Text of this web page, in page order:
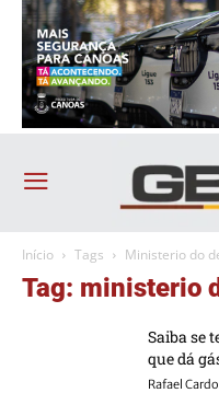
Início Tags Ministerio do
Tag: ministerio
Saiba se
que dá
Rafael